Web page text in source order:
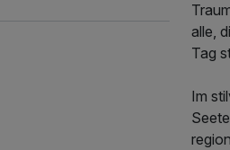
alle,
Tag
Im